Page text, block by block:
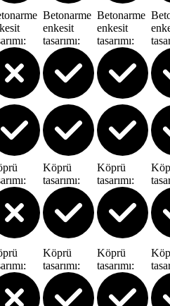
:
Betonarme
enkesit
tasarımı:
Betonarme
enkesit
tasarımı:
:
Köprü
tasarımı:
Köprü
tasarımı:
:
Köprü
tasarımı:
Köprü
tasarımı: